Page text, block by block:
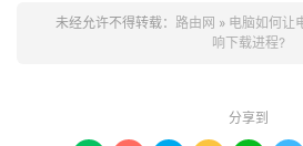
未经允许不得转载： 路由网 » 电脑如何让
响下载进程?
分享到